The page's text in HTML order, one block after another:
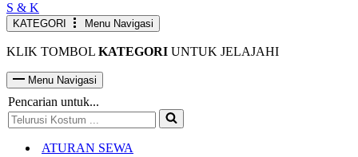
S & K
KATEGORI Menu Navigasi
KLIK TOMBOL KATEGORI UNTUK JELAJAHI
Menu Navigasi
Pencarian untuk...
ATURAN SEWA